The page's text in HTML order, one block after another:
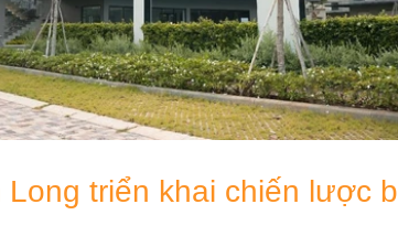
Long triển khai chiến lược